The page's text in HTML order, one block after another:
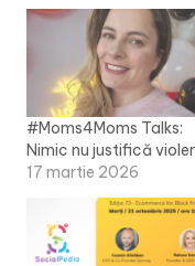
#Moms4Moms Talks:
Nimic nu justifică
17 martie 2026